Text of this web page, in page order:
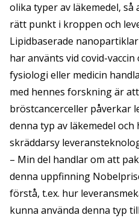
olika typer av läkemedel,
rätt punkt i kroppen och
Lipidbaserade
har använts vid covid-
fysiologi eller medicin
med hennes forskning är
bröstcancerceller påverkar
denna typ av läkemedel
skräddarsy
– Min del handlar om att
denna uppfinning
förstå, t.ex. hur
kunna använda denna typ